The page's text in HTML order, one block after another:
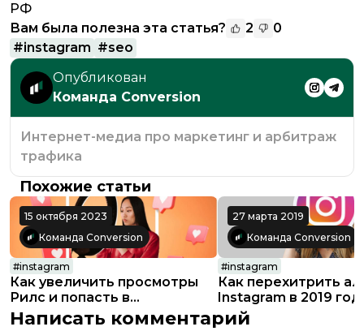
РФ
Вам была полезна эта статья?
2
0
#instagram #seo
Опубликован
Команда Conversion
Интернет-медиа про маркетинг и арбитраж
трафика
Похожие статьи
15 октября 2023
Команда Conversion
#instagram
Как увеличить просмотры
Рилс и попасть в
рекомендации
27 марта 2019
Команда Conversion
#instagram
Как перехитрить
Instagram в 2019
тактик
Написать комментарий